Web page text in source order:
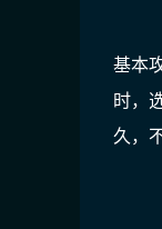
基本
时，
久，